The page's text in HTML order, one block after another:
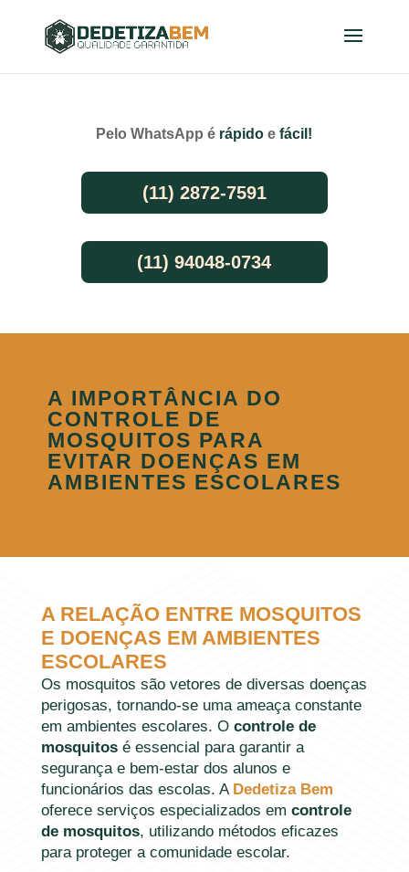
Pelo WhatsApp é rápido efácil!
(11) 2872-7591
(11) 94048-0734
A IMPORTÂNCIA DO
CONTROLE DE
MOSQUITOS PARA
EVITAR DOENÇAS EM
AMBIENTES ESCOLARES
A RELAÇÃO ENTRE MOSQUITOS
E DOENÇAS EM AMBIENTES
ESCOLARES
Os mosquitos são vetores de diversas doenças
perigosas, tornando-se uma ameaça constante
em ambientes escolares. O controle de
mosquitosé essencial para garantir a
segurança e bem-estar dos alunos e
funcionários das escolas. A Dedetiza Bem
oferece serviços especializados em controle
de mosquitos, utilizando métodos eficazes
para proteger a comunidade escolar.